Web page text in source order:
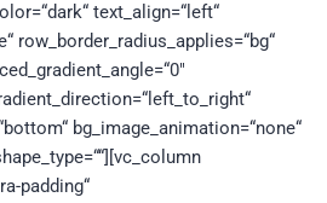
text_align=“left“
row_border_radius_applies=“bg“
bg_image_animation=“none“
padding“